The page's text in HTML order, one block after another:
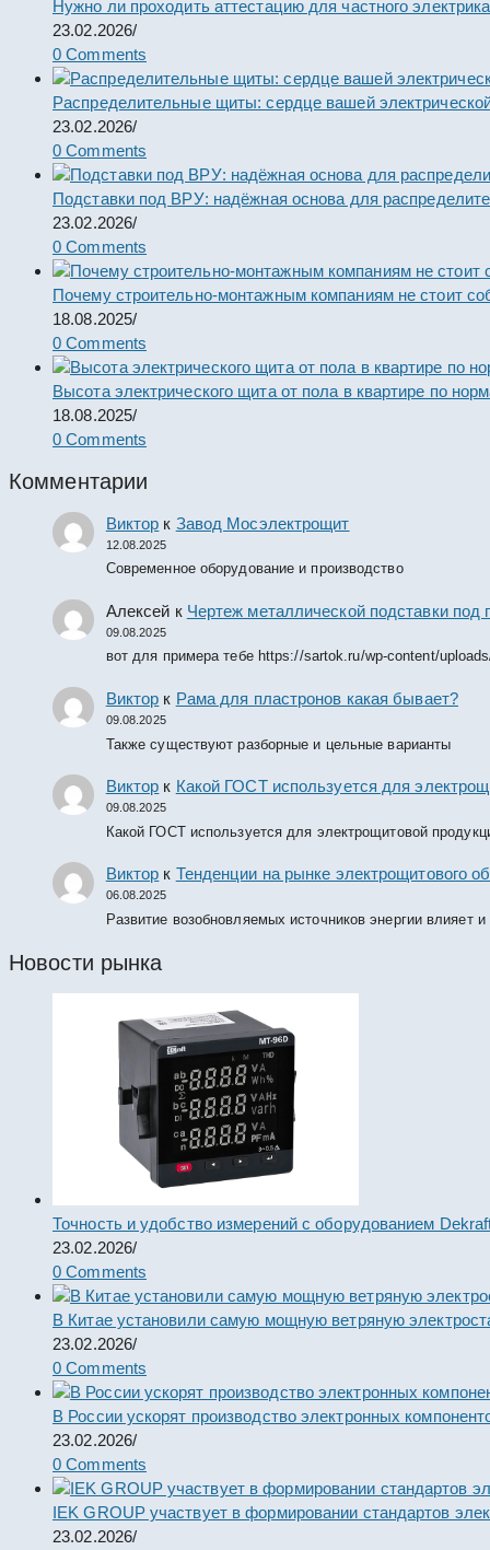
Нужно ли проходить аттестацию для частного
23.02.2026/
0 Comments
Распределительные щиты: сердце вашей
23.02.2026/
0 Comments
Подставки под ВРУ: надёжная основа для
23.02.2026/
0 Comments
Почему строительно-монтажным компаниям не стоит
18.08.2025/
0 Comments
Высота электрического щита от пола в квартире по
18.08.2025/
0 Comments
Комментарии
Виктор к Завод Мосэлектрощит
12.08.2025
Современное оборудование и производство
Алексей к Чертеж металлической подставки
09.08.2025
вот для примера тебе https://sartok.ru/wp-content/
Виктор к Рама для пластронов какая бывает?
09.08.2025
Также существуют разборные и цельные варианты
Виктор к Какой ГОСТ используется для
09.08.2025
Какой ГОСТ используется для электрощитовой
Виктор к Тенденции на рынке электрощитового
06.08.2025
Развитие возобновляемых источников энергии влияет
Новости рынка
Точность и удобство измерений с оборудованием
23.02.2026/
0 Comments
В Китае установили самую мощную ветряную
23.02.2026/
0 Comments
В России ускорят производство электронных
23.02.2026/
0 Comments
IEK GROUP участвует в формировании стандартов
23.02.2026/